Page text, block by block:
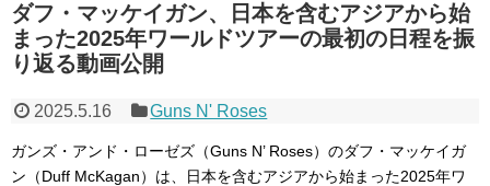
ダフ・マッケイガン、日本を含むアジアから始
まった2025年ワールドツアーの最初の日程を振
り返る動画公開
2025.5.16 Guns N' Roses
ガンズ・アンド・ローゼズ（Guns N’ Roses）のダフ・マッケイガ
ン（Duff McKagan）は、日本を含むアジアから始まった2025年ワ